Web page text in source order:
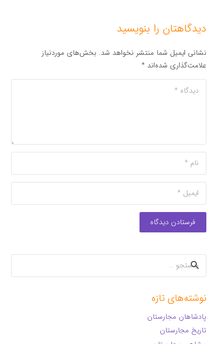
دیدگاهتان را بنویسید
نشانی ایمیل شما منتشر نخواهد شد. بخش‌های موردنیاز
علامت‌گذاری شده‌اند*
فرستادن دیدگاه
جستجو
برای:
نوشته‌های تازه
پادشاهان مجارستان
تاریخ مجارستان